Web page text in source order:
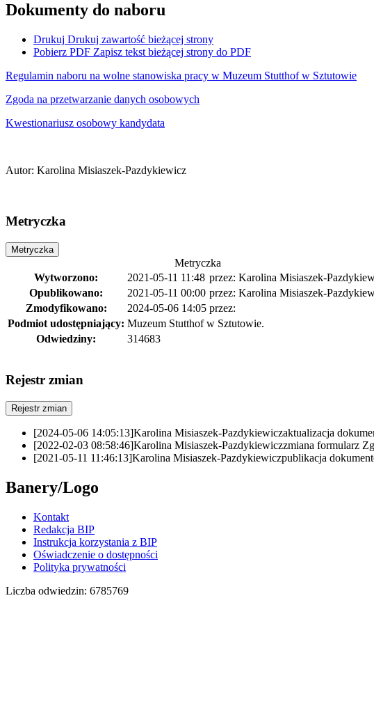
Dokumenty do naboru
Drukuj Drukuj zawartość bieżącej strony
Pobierz PDF Zapisz tekst bieżącej strony do PDF
Regulamin naboru na wolne stanowiska pracy w Muzeum Stutthof w Sztutowie
Zgoda na przetwarzanie danych osobowych
Kwestionariusz osobowy kandydata
Autor: Karolina Misiaszek-Pazdykiewicz
Metryczka
Metryczka
Metryczka
Wytworzono:
2021-05-11 11:48 przez: Karolina Misiaszek-
Opublikowano:
2021-05-11 00:00 przez: Karolina Misiaszek-
Zmodyfikowano:
2024-05-06 14:05 przez:
Podmiot udostępniający: Muzeum Stutthof w Sztutowie.
Odwiedziny:
314683
Rejestr zmian
Rejestr zmian
[2024-05-06 14:05:13]Karolina Misiaszek-Pazdykiewiczaktualizacja
[2022-02-03 08:58:46]Karolina Misiaszek-Pazdykiewiczzmiana formularz
[2021-05-11 11:46:13]Karolina Misiaszek-Pazdykiewiczpublikacja
Banery/Logo
Kontakt
Redakcja BIP
Instrukcja korzystania z BIP
Oświadczenie o dostępności
Polityka prywatności
Liczba odwiedzin: 6785769